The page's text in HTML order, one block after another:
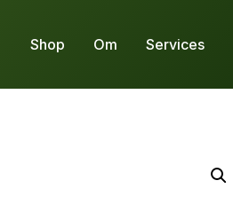
Shop Om Services